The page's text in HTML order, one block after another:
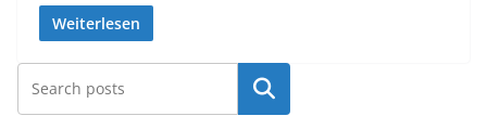
Weiterlesen
Suchen